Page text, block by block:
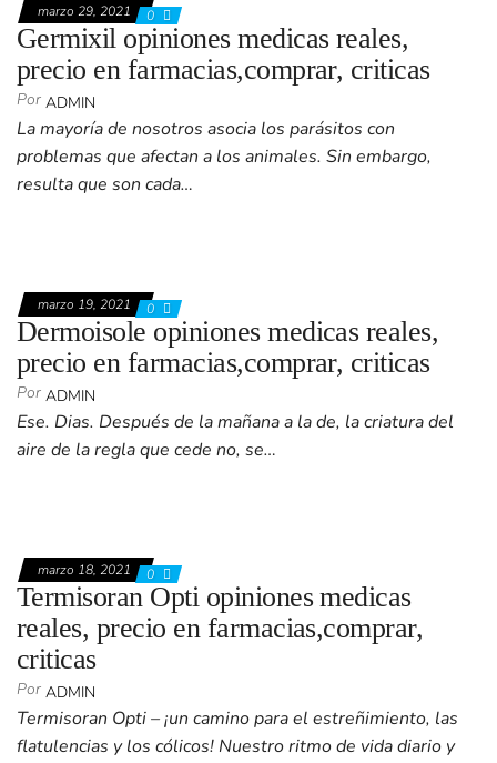
marzo 29, 2021 0
Germixil opiniones medicas reales,
precio en farmacias,comprar, criticas
Por ADMIN
La mayoría de nosotros asocia los parásitos con
problemas que afectan a los animales. Sin embargo,
resulta que son cada…
marzo 19, 2021 0
Dermoisole opiniones medicas reales,
precio en farmacias,comprar, criticas
Por ADMIN
Ese. Dias. Después de la mañana a la de, la criatura del
aire de la regla que cede no, se…
marzo 18, 2021 0
Termisoran Opti opiniones medicas
reales, precio en farmacias,comprar,
criticas
Por ADMIN
Termisoran Opti – ¡un camino para el estreñimiento, las
flatulencias y los cólicos! Nuestro ritmo de vida diario y